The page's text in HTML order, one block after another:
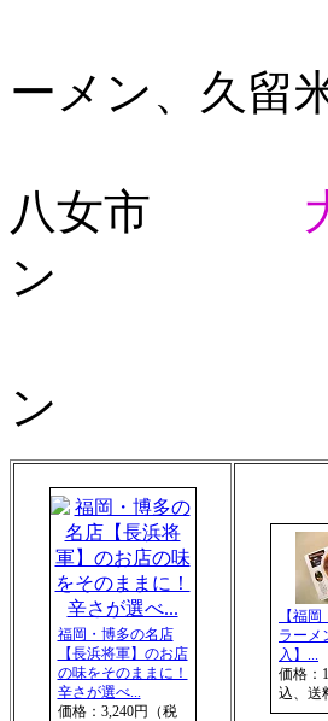
ゆず塩味
ーメン、久留
八女市
とんこつ
ン
福岡・博多の名店
【長浜将軍】のお店
の味をそのままに！
辛さが選べ...
価格：3,240円（税
【福
ラーメ
入】...
価格：
込、送